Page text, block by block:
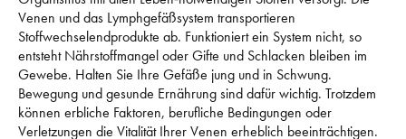
Venen und das Lymphgefäßsystem transportieren
Stoffwechselendprodukte ab. Funktioniert ein System nicht, so
entsteht Nährstoffmangel oder Gifte und Schlacken bleiben im
Gewebe. Halten Sie Ihre Gefäße jung und in Schwung.
Bewegung und gesunde Ernährung sind dafür wichtig. Trotzdem
können erbliche Faktoren, berufliche Bedingungen oder